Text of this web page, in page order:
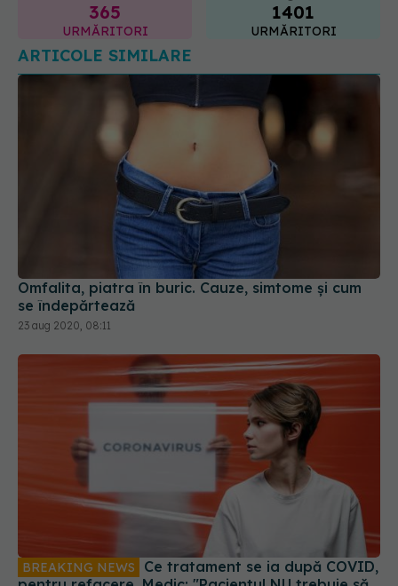
Omfalita, piatra în buric. Cauze, simtome și cum
se îndepărtează
BREAKING NEWS
pentru refacere. Medic: "Pacientul NU trebuie să
stea și să sufere acasă"